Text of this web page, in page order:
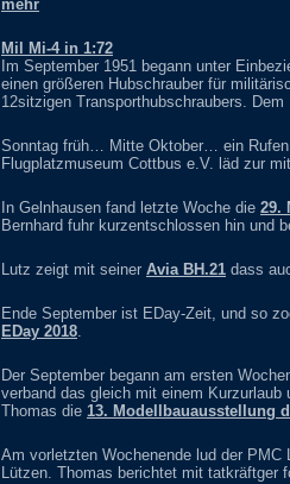
mehr
Mil Mi-4 in 1:72
Im September 1951 begann unter
einen größeren Hubschrauber für
12sitzigen Transporthubschraubers.
Sonntag früh… Mitte Oktober… ein
Flugplatzmuseum Cottbus e.V. läd zur
In Gelnhausen fand letzte Woche die 29.
Bernhard fuhr kurzentschlossen hin und
Lutz zeigt mit seiner Avia BH.21 dass
Ende September ist EDay-Zeit, und so
EDay 2018.
Der September begann am ersten
verband das gleich mit einem
Thomas die 13. Modellbauausstellung
Am vorletzten Wochenende lud der
Lützen. Thomas berichtet mit tatkräftger